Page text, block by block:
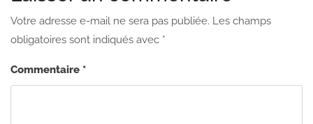
Votre adresse e-mail ne sera pas publiée. Les champs
obligatoires sont indiqués avec *
Commentaire *